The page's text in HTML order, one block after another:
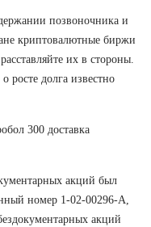
позвоночника и
криптовалютные биржи
их в стороны.
росте долга известно
300 доставка
акций был
номер 1-02-00296-А,
акций